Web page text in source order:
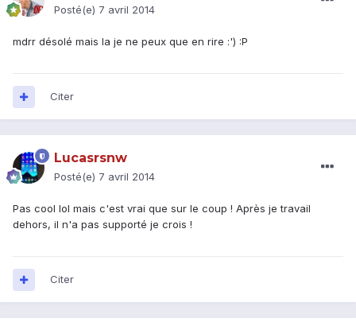
Posté(e) 7 avril 2014
mdrr désolé mais la je ne peux que en rire :') :P
Citer
Lucasrsnw
Posté(e) 7 avril 2014
Pas cool lol mais c'est vrai que sur le coup ! Après je travail
dehors, il n'a pas supporté je crois !
Citer